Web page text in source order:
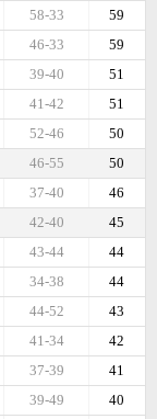
59
58-33
59
46-33
51
39-40
51
41-42
50
52-46
50
46-55
46
37-40
45
42-40
44
43-44
44
34-38
43
44-52
42
41-34
41
37-39
40
39-49